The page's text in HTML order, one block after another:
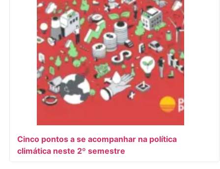
Cinco pontos a se acompanhar na política
climática neste 2º semestre